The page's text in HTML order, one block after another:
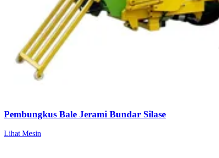
Pembungkus Bale Jerami Bundar Silase
Lihat Mesin